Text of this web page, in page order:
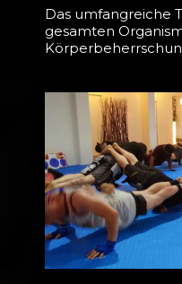
Das umfangreiche
gesamten